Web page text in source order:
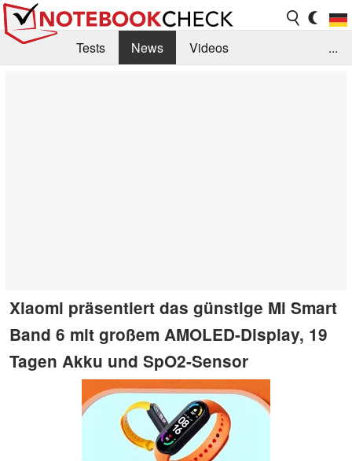
Tests News
Videos
...
Xiaomi präsentiert das günstige Mi Smart
Band 6 mit großem AMOLED-Display, 19
Tagen Akku und SpO2-Sensor